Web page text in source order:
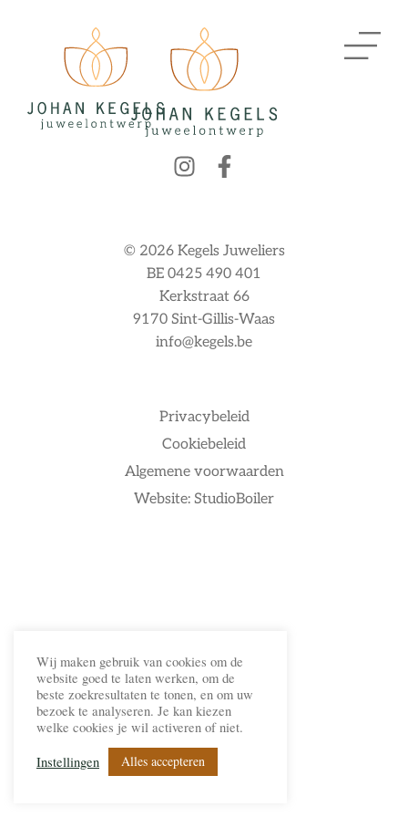
Privacybeleid
Cookiebeleid
Algemene voorwaarden
Website: StudioBoiler
© 2026 Kegels Juweliers
BE 0425 490 401
Kerkstraat 66
9170 Sint-Gillis-Waas
info@kegels.be
Wij maken gebruik van cookies om de
website goed te laten werken, om de
beste zoekresultaten te tonen, en om uw
bezoek te analyseren. Je kan kiezen
welke cookies je wil activeren of niet.
Instellingen
Alles accepteren